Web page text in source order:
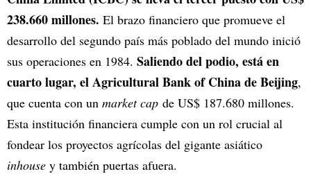
238.660 millones. El brazo financiero que promueve el
desarrollo del segundo país más poblado del mundo inició
sus operaciones en 1984. Saliendo del podio, está en
cuarto lugar, el Agricultural Bank of China de Beijing,
que cuenta con un market cap de US$ 187.680 millones.
Esta institución financiera cumple con un rol crucial al
fondear los proyectos agrícolas del gigante asiático
inhouse y también puertas afuera.